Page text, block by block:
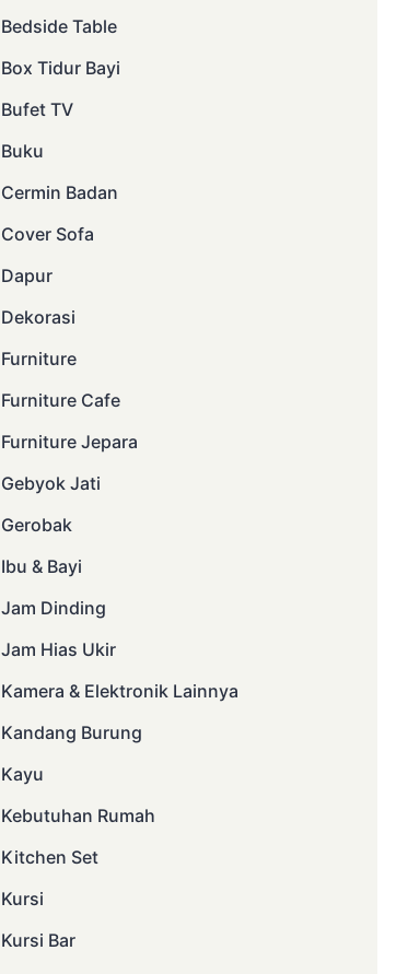
Bedside Table
Box Tidur Bayi
Bufet TV
Buku
Cermin Badan
Cover Sofa
Dapur
Dekorasi
Furniture
Furniture Cafe
Furniture Jepara
Gebyok Jati
Gerobak
Ibu & Bayi
Jam Dinding
Jam Hias Ukir
Kamera & Elektronik Lainnya
Kandang Burung
Kayu
Kebutuhan Rumah
Kitchen Set
Kursi
Kursi Bar